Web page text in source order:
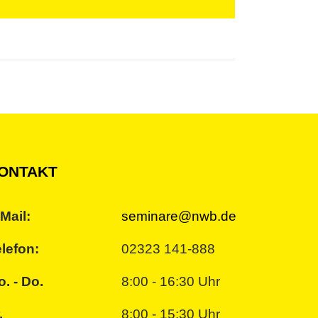
- Do.
seminare@nwb.de
02323 141-888
8:00 - 16:30 Uhr
8:00 - 15:30 Uhr